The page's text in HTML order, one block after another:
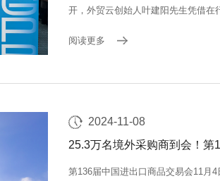
开，外贸云创始人叶建阳先生凭借在
阅读更多
2024-11-08
25.3万名境外采购商到会！第
第136届中国进出口商品交易会11月